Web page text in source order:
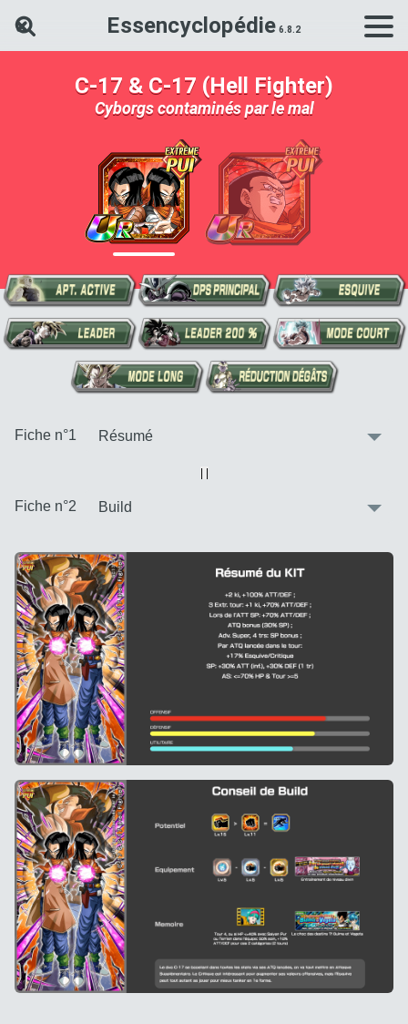
Essencyclopédie
Rechercher une carte Dokkan
C-17 & C-17 (Hell Fighter)
Cyborgs contaminés par le mal
Fiche n°1
Vue alternative
| |
Fiche n°2